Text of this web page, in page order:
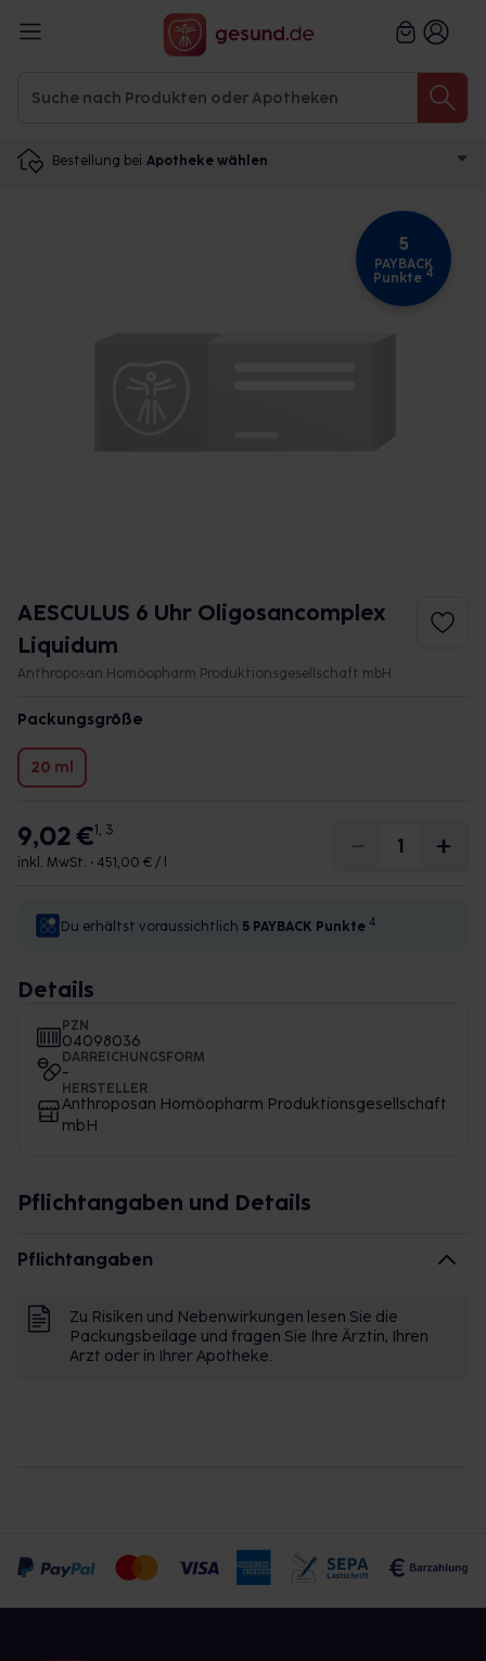
Bestellung bei Apotheke wählen
5
PAYBACK
Punkte 4
AESCULUS 6 Uhr Oligosancomplex
Liquidum
Anthroposan Homöopharm Produktionsgesellschaft mbH
Packungsgröße
20 ml
9,02 €1, 3
inkl. MwSt. • 451,00 € / l
Du erhältst voraussichtlich 5 PAYBACK Punkte 4
Details
PZN
04098036
DARREICHUNGSFORM
-
HERSTELLER
Anthroposan Homöopharm Produktionsgesellschaft
mbH
Pflichtangaben und Details
Pflichtangaben
Zu Risiken und Nebenwirkungen lesen Sie die
Packungsbeilage und fragen Sie Ihre Ärztin, Ihren
Arzt oder in Ihrer Apotheke.